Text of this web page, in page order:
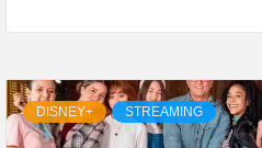
DISNEY+ STREAMING